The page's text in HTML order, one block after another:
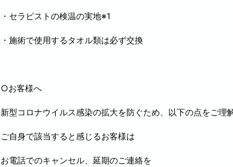
・セラピストの検温の実地※1
・施術で使用するタオル類は必ず交換
○お客様へ
新型コロナウイルス感染の拡大を防ぐため、以下の点をご理
ご自身で該当すると感じるお客様は
お電話でのキャンセル、延期のご連絡を